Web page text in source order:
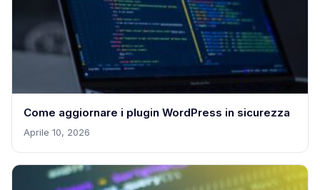
Come aggiornare i plugin WordPress in sicurezza
Aprile 10, 2026